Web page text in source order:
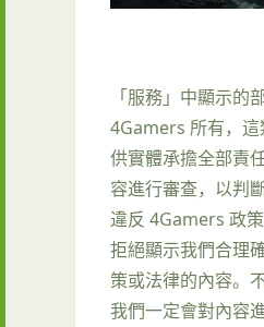
「服務」中顯示的
4Gamers 所有，
供實體承擔全部責
容進行審查，以判
違反 4Gamers 政
拒絕顯示我們合理
策或法律的內容。
我們一定會對內容